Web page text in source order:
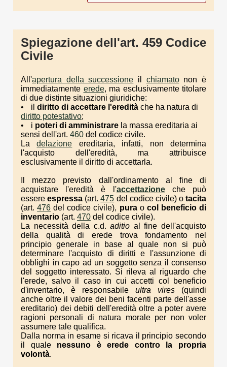
Spiegazione dell'art. 459 Codice
Civile
All'apertura della successione il chiamatonon è
immediatamente erede, ma esclusivamente titolare
di due distinte situazioni giuridiche:
il diritto di accettare l'eredità che ha natura di
diritto potestativo;
i poteri di amministrare la massa ereditaria ai
sensi dell'art. 460 del codice civile.
Ladelazione ereditaria, infatti, non determina
l'acquisto dell'eredità, ma attribuisce
esclusivamente il diritto di accettarla.
Il mezzo previsto dall'ordinamento al fine di
acquistare l'eredità è l'accettazioneche può
essereespressa (art.475 del codice civile) o tacita
(art.476 del codice civile), purao col beneficio di
inventario (art. 470 del codice civile).
La necessità della c.d.aditio al fine dell'acquisto
della qualità di erede trova fondamento nel
principio generale in base al quale non si può
determinare l'acquisto di diritti e l'assunzione di
obblighi in capo ad un soggetto senza il consenso
del soggetto interessato. Si rileva al riguardo che
l'erede, salvo il caso in cui accetti col beneficio
d'inventario, è responsabile ultra vires (quindi
anche oltre il valore dei beni facenti parte dell'asse
ereditario) dei debiti dell'eredità oltre a poter avere
ragioni personali di natura morale per non voler
assumere tale qualifica.
Dalla norma in esame si ricava il principio secondo
il quale nessuno è erede contro la propria
volontà.